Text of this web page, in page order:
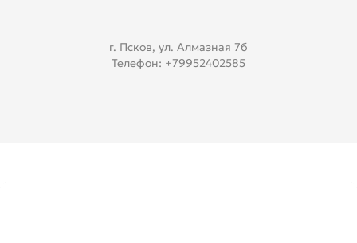
г. Псков, ул. Алмазная 7б
Телефон: +79952402585